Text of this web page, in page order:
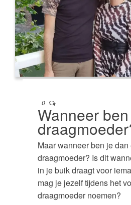
0
Wanneer
Maar wanneer ben je dan
draagmoeder? Is dit
in je buik draagt voor
mag je jezelf tijdens het
draagmoeder noemen?